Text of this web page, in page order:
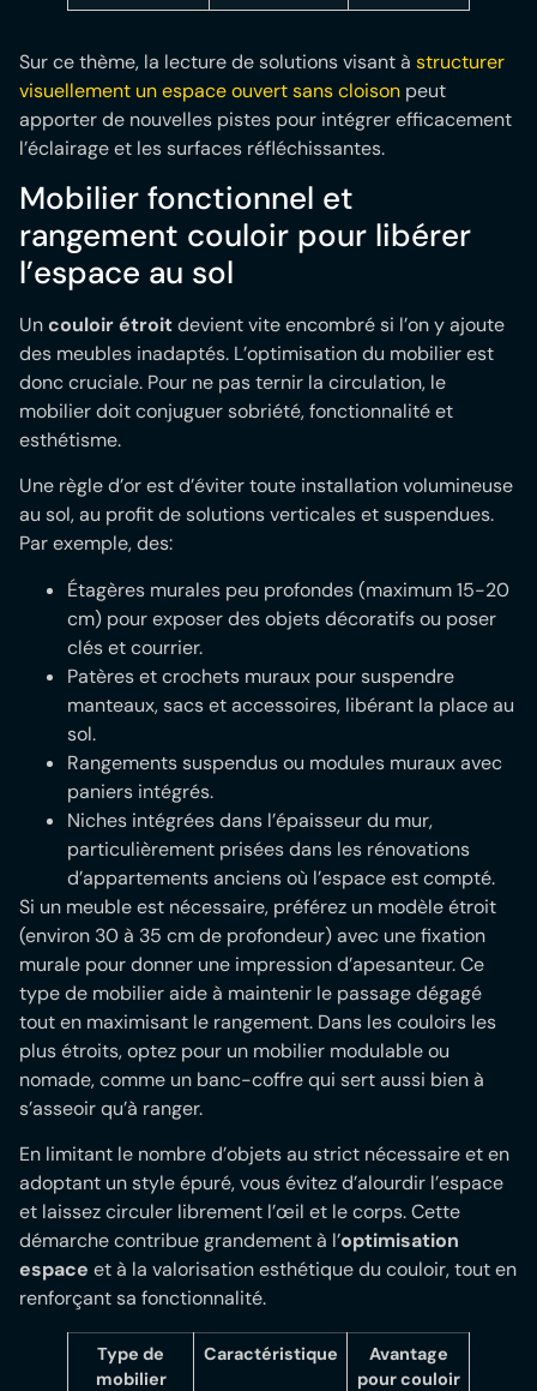
Sur ce thème, la lecture de solutions visant à structurer
visuellement un espace ouvert sans cloison peut
apporter de nouvelles pistes pour intégrer efficacement
l’éclairage et les surfaces réfléchissantes.
Mobilier fonctionnel et
rangement couloir pour libérer
l’espace au sol
Uncouloir étroitdevient vite encombré si l’on y ajoute
des meubles inadaptés. L’optimisation du mobilier est
donc cruciale. Pour ne pas ternir la circulation, le
mobilier doit conjuguer sobriété, fonctionnalité et
esthétisme.
Une règle d’or est d’éviter toute installation volumineuse
au sol, au profit de solutions verticales et suspendues.
Par exemple, des:
Étagères murales peu profondes (maximum 15-20
cm) pour exposer des objets décoratifs ou poser
clés et courrier.
Patères et crochets muraux pour suspendre
manteaux, sacs et accessoires, libérant la place au
sol.
Rangements suspendus ou modules muraux avec
paniers intégrés.
Niches intégrées dans l’épaisseur du mur,
particulièrement prisées dans les rénovations
d’appartements anciens où l’espace est compté.
Si un meuble est nécessaire, préférez un modèle étroit
(environ 30 à 35 cm de profondeur) avec une fixation
murale pour donner une impression d’apesanteur. Ce
type de mobilier aide à maintenir le passage dégagé
tout en maximisant le rangement. Dans les couloirs les
plus étroits, optez pour un mobilier modulable ou
nomade, comme un banc-coffre qui sert aussi bien à
s’asseoir qu’à ranger.
En limitant le nombre d’objets au strict nécessaire et en
adoptant un style épuré, vous évitez d’alourdir l’espace
et laissez circuler librement l’œil et le corps. Cette
démarche contribue grandement à l’optimisation
espace et à la valorisation esthétique du couloir, tout en
renforçant sa fonctionnalité.
Type de
mobilier
Caractéristique
Avantage
pour couloir